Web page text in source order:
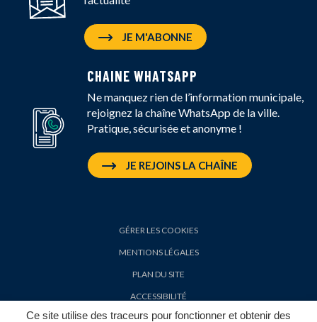
Ce site utilise des traceurs pour fonctionner et obtenir des
JE M'ABONNE
CHAINE WHATSAPP
Ne manquez rien de l’information municipale,
rejoignez la chaîne WhatsApp de la ville.
Pratique, sécurisée et anonyme !
JE REJOINS LA CHAÎNE
GÉRER LES COOKIES
MENTIONS LÉGALES
PLAN DU SITE
ACCESSIBILITÉ
POLITIQUE DE CONFIDENTIALITÉ